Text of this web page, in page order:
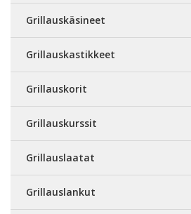
Grillauskäsineet
Grillauskastikkeet
Grillauskorit
Grillauskurssit
Grillauslaatat
Grillauslankut